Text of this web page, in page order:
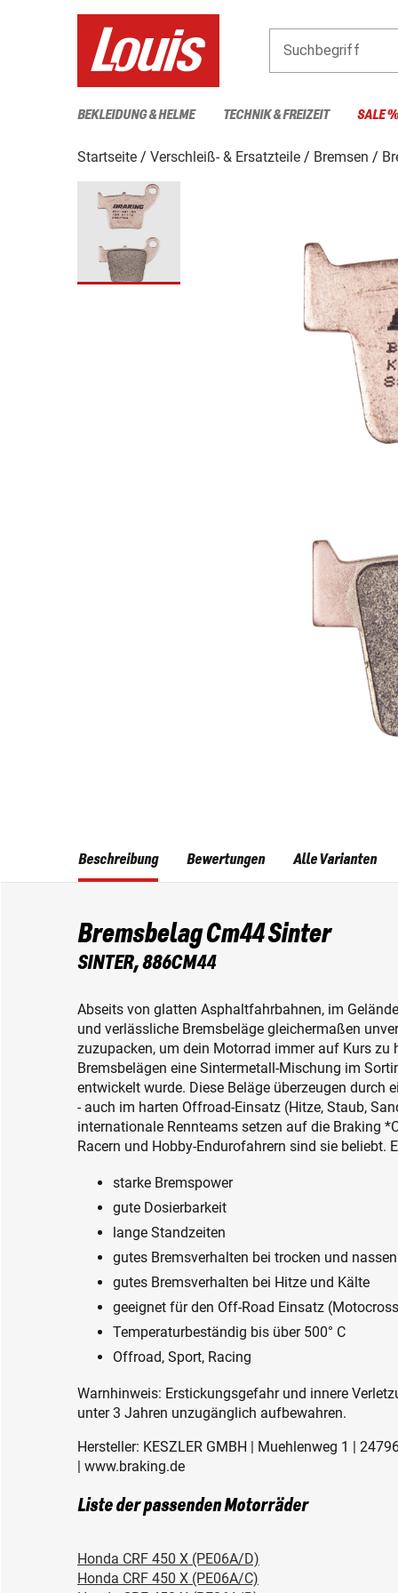
Suchbegriff
BEKLEIDUNG & HELME TECHNIK & FREIZEIT SALE %
Startseite Verschleiß- & Ersatzteile Bremsen
Beschreibung
Bremsbelag Cm44 Sinter
SINTER, 886CM44
Abseits von glatten Asphaltfahrbahnen, im
und verlässliche Bremsbeläge gleichermaßen
zuzupacken, um dein Motorrad immer auf Kurs
Bremsbelägen eine Sintermetall-Mischung im
entwickelt wurde. Diese Beläge überzeugen durch
- auch im harten Offroad-Einsatz (Hitze, Staub,
internationale Rennteams setzen auf die Braking
Racern und Hobby-Endurofahrern sind sie beliebt.
starke Bremspower
gute Dosierbarkeit
lange Standzeiten
gutes Bremsverhalten bei trocken und
gutes Bremsverhalten bei Hitze und Kälte
geeignet für den Off-Road Einsatz
Temperaturbeständig bis über 500° C
Offroad, Sport, Racing
Warnhinweis: Erstickungsgefahr und innere
unter 3 Jahren unzugänglich aufbewahren.
Hersteller: KESZLER GMBH | Muehlenweg 1 |
| www.braking.de
Liste der passenden Motorräder
Honda CRF 450 X (PE06A/D)
Honda CRF 450 X (PE06A/C)
Bewertungen Alle Varianten